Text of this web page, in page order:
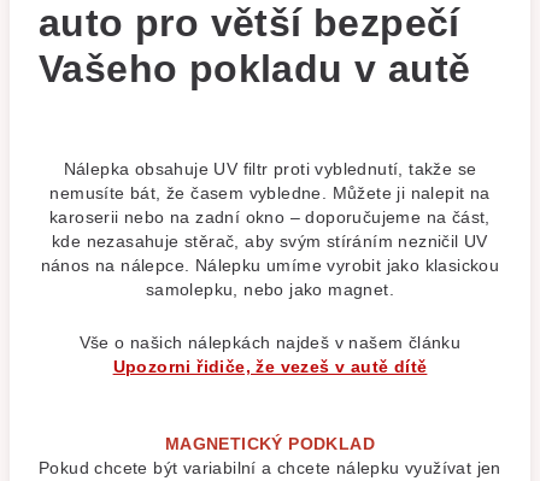
auto pro větší bezpečí
Vašeho pokladu v autě
Nálepka obsahuje UV filtr proti vyblednutí, takže se
nemusíte bát, že časem vybledne. Můžete ji nalepit na
karoserii nebo na zadní okno – doporučujeme na část,
kde nezasahuje stěrač, aby svým stíráním nezničil UV
nános na nálepce. Nálepku umíme vyrobit jako klasickou
samolepku, nebo jako magnet.
Vše o našich nálepkách najdeš v našem článku
Upozorni řidiče, že vezeš v autě dítě
MAGNETICKÝ PODKLAD
Pokud chcete být variabilní a chcete nálepku využívat jen